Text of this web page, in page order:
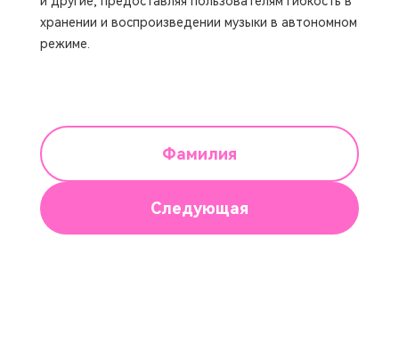
хранении и воспроизведении музыки в автономном
режиме.
Фамилия
Следующая